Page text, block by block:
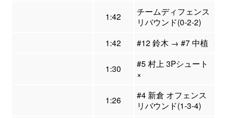
1:42
チームディフェンス
リバウンド(0-2-2)
1:42
#12 鈴木 → #7 中植
1:30
#5 村上 3Pシュート
×
1:26
#4 新倉 オフェンス
リバウンド(1-3-4)